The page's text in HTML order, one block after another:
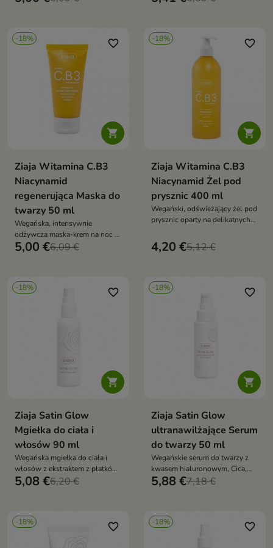
witamin C, B3, B5, B6, E oraz
wygładzających peptydów
skórę, rozświetla ją dzięki
-18%

favorite_border
Ziaja Witamina C.B3
Niacynamid
regenerująca Maska do
twarzy 50 ml
Wegańska, intensywnie
odżywcza maska-krem na noc o
93% składników naturalnych.
ujednolica koloryt, zapewniając
efekt świeżej, wypoczętej cery o
5,00 €6,09 €
-18%

favorite_border
Ziaja Witamina C.B3
Niacynamid Żel pod
prysznic 400 ml
Wegański, odświeżający żel pod
prysznic oparty na delikatnych
kompleksie witamin (C, B3, B5,
B6). Oczyszcza skórę bez
4,20 €5,12 €
-18%

favorite_border
Ziaja Satin Glow
Mgiełka do ciała i
włosów 90 ml
Wegańska mgiełka do ciała i
włosów z ekstraktem z płatków
róży otula skórę i włosy
długotrwałą świeżość i komfort
5,08 €6,20 €
-18%

favorite_border
Ziaja Satin Glow
ultranawilżające Serum
do twarzy 50 ml
Wegańskie serum do twarzy z
kwasem hialuronowym, Cica,
galaktomannanami i ekstraktem
młody wygląd
5,88 €7,18 €
-18% favorite_border -18% favorite_border